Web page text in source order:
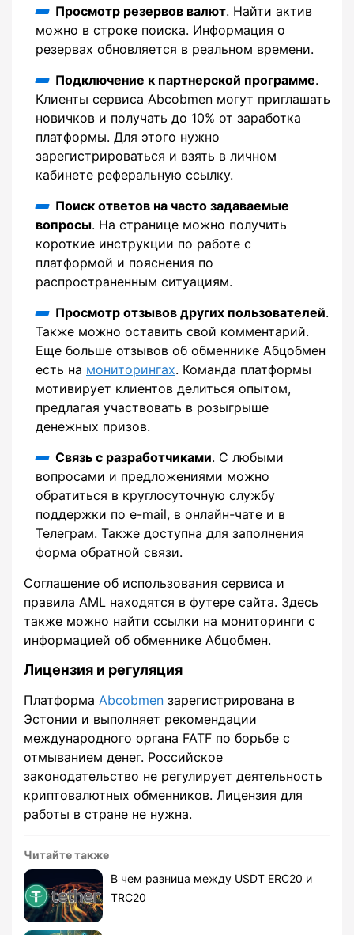
Просмотр резервов валют. Найти актив
можно в строке поиска. Информация о
резервах обновляется в реальном времени.
Подключение к партнерской программе.
Клиенты сервиса Abcobmen могут приглашать
новичков и получать до 10% от заработка
платформы. Для этого нужно
зарегистрироваться и взять в личном
кабинете реферальную ссылку.
Поиск ответов на часто задаваемые
вопросы. На странице можно получить
короткие инструкции по работе с
платформой и пояснения по
распространенным ситуациям.
Просмотр отзывов других пользователей.
Также можно оставить свой комментарий.
Еще больше отзывов об обменнике Абцобмен
есть на мониторингах. Команда платформы
мотивирует клиентов делиться опытом,
предлагая участвовать в розыгрыше
денежных призов.
Связь с разработчиками. С любыми
вопросами и предложениями можно
обратиться в круглосуточную службу
поддержки по e-mail, в онлайн-чате и в
Телеграм. Также доступна для заполнения
форма обратной связи.
Соглашение об использования сервиса и
правила AML находятся в футере сайта. Здесь
также можно найти ссылки на мониторинги с
информацией об обменнике Абцобмен.
Лицензия и регуляция
Платформа Abcobmen зарегистрирована в
Эстонии и выполняет рекомендации
международного органа FATF по борьбе с
отмыванием денег. Российское
законодательство не регулирует деятельность
криптовалютных обменников. Лицензия для
работы в стране не нужна.
Читайте также
В чем разница между USDT ERC20 и
TRC20